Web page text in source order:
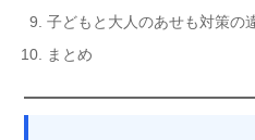
子どもと大人のあせも対策の
まとめ